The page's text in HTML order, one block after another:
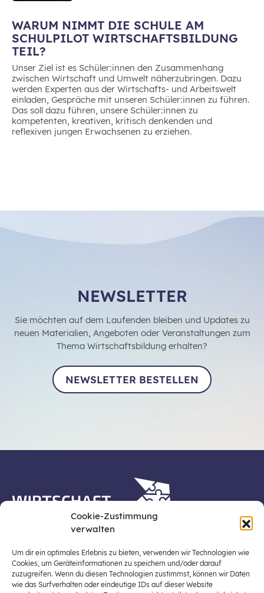
Cookie-Zustimmung
verwalten
Um dir ein optimales Erlebnis zu bieten, verwenden wir Technologien wie
Cookies, um Geräteinformationen zu speichern und/oder darauf
zuzugreifen. Wenn du diesen Technologien zustimmst, können wir Daten
wie das Surfverhalten oder eindeutige IDs auf dieser Website
WARUM NIMMT DIE SCHULE AM
SCHULPILOT WIRTSCHAFTSBILDUNG
TEIL?
Unser Ziel ist es Schüler:innen den Zusammenhang
zwischen Wirtschaft und Umwelt näherzubringen. Dazu
werden Experten aus der Wirtschafts- und Arbeitswelt
einladen, Gespräche mit unseren Schüler:innen zu führen.
Das soll dazu führen, unsere Schüler:innen zu
kompetenten, kreativen, kritisch denkenden und
reflexiven jungen Erwachsenen zu erziehen.
NEWSLETTER
Sie möchten auf dem Laufenden bleiben und Updates zu
neuen Materialien, Angeboten oder Veranstaltungen zum
Thema Wirtschaftsbildung erhalten?
NEWSLETTER BESTELLEN
Stiftung für Wirtschaftsbildung, Österreichs zentraler
Plattform für die Stärkung und Verbreiterung einer
lebensweltbezogenen und verantwortungsvollen
Wirtschaftsbildung in der schulischen Allgemeinbildung